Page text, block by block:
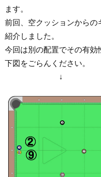
ます。
前回、空クッションからの
紹介しました。
今回は別の配置でその有効
下図をごらんください。
↓